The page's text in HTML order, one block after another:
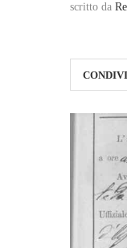
scritto da